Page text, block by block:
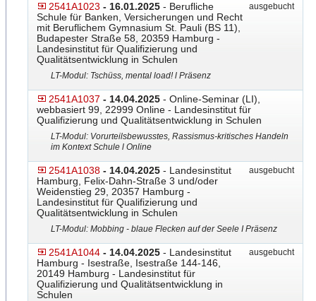
2541A1023 - 16.01.2025 - Berufliche
Schule für Banken, Versicherungen und Recht
mit Beruflichem Gymnasium St. Pauli (BS 11),
Budapester Straße 58, 20359 Hamburg -
Landesinstitut für Qualifizierung und
Qualitätsentwicklung in Schulen
ausgebucht
LT-Modul: Tschüss, mental load! l Präsenz
2541A1037 - 14.04.2025 - Online-Seminar (LI),
webbasiert 99, 22999 Online - Landesinstitut für
Qualifizierung und Qualitätsentwicklung in Schulen
LT-Modul: Vorurteilsbewusstes, Rassismus-kritisches Handeln
im Kontext Schule l Online
2541A1038 - 14.04.2025 - Landesinstitut
Hamburg, Felix-Dahn-Straße 3 und/oder
Weidenstieg 29, 20357 Hamburg -
Landesinstitut für Qualifizierung und
Qualitätsentwicklung in Schulen
ausgebucht
LT-Modul: Mobbing - blaue Flecken auf der Seele I Präsenz
2541A1044 - 14.04.2025 - Landesinstitut
Hamburg - Isestraße, Isestraße 144-146,
20149 Hamburg - Landesinstitut für
Qualifizierung und Qualitätsentwicklung in
Schulen
ausgebucht